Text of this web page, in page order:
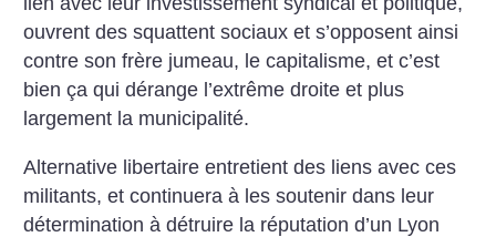
ouvrent des squattent sociaux et s’opposent ainsi
contre son frère jumeau, le capitalisme, et c’est
bien ça qui dérange l’extrême droite et plus
largement la municipalité.
Alternative libertaire entretient des liens avec ces
militants, et continuera à les soutenir dans leur
détermination à détruire la réputation d’un Lyon